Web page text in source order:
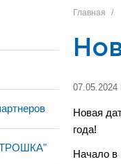
Главная /
07.05.2024
Новая
года!
Начало в